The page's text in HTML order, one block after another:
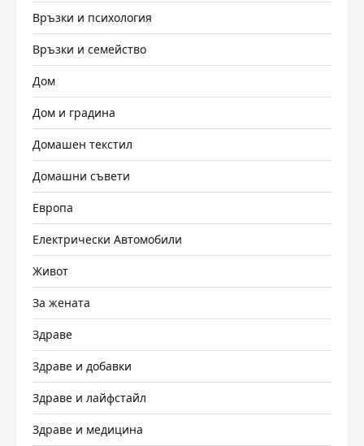
Връзки и психология
Връзки и семейство
Дом
Дом и градина
Домашен текстил
Домашни съвети
Европа
Електрически Автомобили
Живот
За жената
Здраве
Здраве и добавки
Здраве и лайфстайл
Здраве и медицина